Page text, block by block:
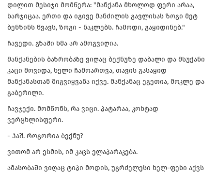
დილით მესიჯი მომწერა: "მანქანა მხოლოდ ფერი არაა,
ხარჯიცაა. ერთი და იგივე მანძილის გავლისას ზოგი მეტ
ბენზინს წვავს, ზოგი - ნაკლებს. ჩამოდი, გაყიდინებ."
ჩავედი. გზაში ხმა არ ამოგვიღია.
მანქანების ბაზრობაზე ვიღაც ბექნუზე დაბალი და მსუქანი
კაცი მოვიდა, ხელი ჩამოართვა, თავის გასაყიდ
მანქანასთან მიგვიყვანა იქვე. მანქანაც ეგეთია, მოკლე და
გაბერილი.
ჩავჯექი. მომწონს, რა ვიცი. პატარაა, კოხტად
ვერცხლისფერი.
- ჰა?!. როგორია ბექნუ?
ვითომ არ ესმის, იმ კაცს ელაპარაკება.
ამასობაში ვიღაც ტიპი მოდის, უგრძელესი ხელ-ფეხი აქვს